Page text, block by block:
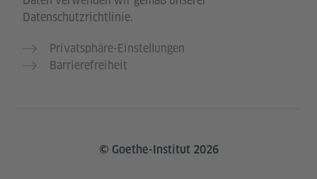
Datenschutzrichtlinie.
Privatsphäre-Einstellungen
Barrierefreiheit
© Goethe-Institut 2026